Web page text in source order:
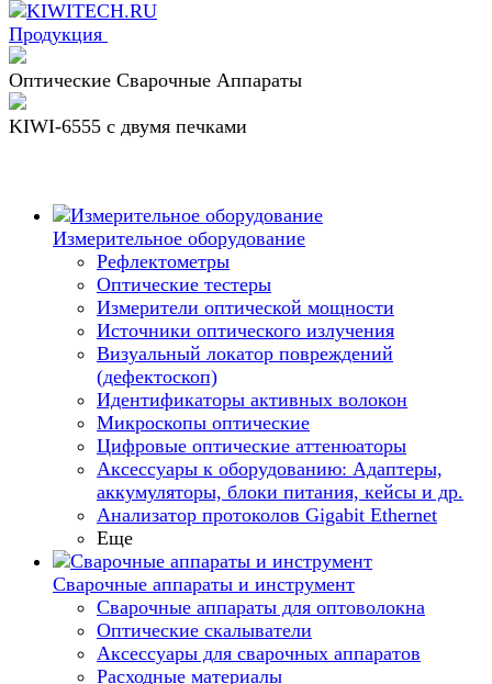
Продукция
Оптические Сварочные Аппараты
KIWI-6555 c двумя печками
Измерительное оборудование
Рефлектометры
Оптические тестеры
Измерители оптической мощности
Источники оптического излучения
Визуальный локатор повреждений
(дефектоскоп)
Идентификаторы активных волокон
Микроскопы оптические
Цифровые оптические аттенюаторы
Аксессуары к оборудованию: Адаптеры,
аккумуляторы, блоки питания, кейсы и др.
Анализатор протоколов Gigabit Ethernet
Еще
Сварочные аппараты и инструмент
Сварочные аппараты для оптоволокна
Оптические скалыватели
Аксессуары для сварочных аппаратов
Расходные материалы